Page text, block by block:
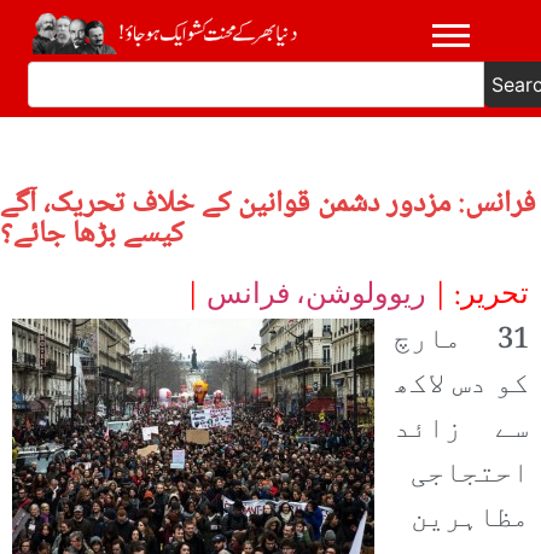
فرانس: مزدور دشمن قوانین کے خلاف تحریک، آگے
کیسے بڑھا جائے؟
تحریر: | ریوولوشن، فرانس |
31 مارچ
کو دس لاکھ
سے زائد
احتجاجی
مظاہرین